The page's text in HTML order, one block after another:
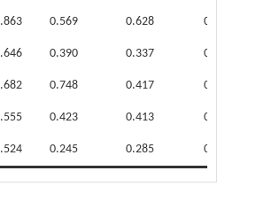
0.569 0.628 0.586
0.390 0.337 0.416
0.748 0.417 0.502
0.423 0.413 0.315
0.245 0.285 0.290